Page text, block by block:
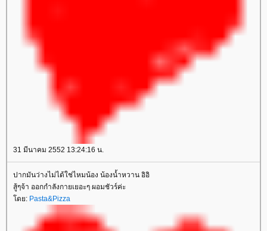
31 มีนาคม 2552 13:24:16 น.
ปากมันว่างไม่ได้ใช่ไหมน้อง น้องน้ำหวาน อิอิ
สู้ๆจ้า ออกกำลังกายเยอะๆ ผอมชัวร์ค่ะ
ดย: Pasta&Pizza